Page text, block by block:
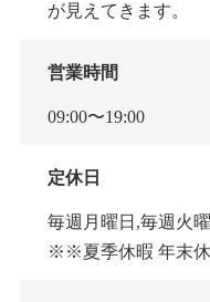
が見えてきます。
営業時間
09:00〜19:00
定休日
毎週月曜日,毎週火
※※夏季休暇 年末休